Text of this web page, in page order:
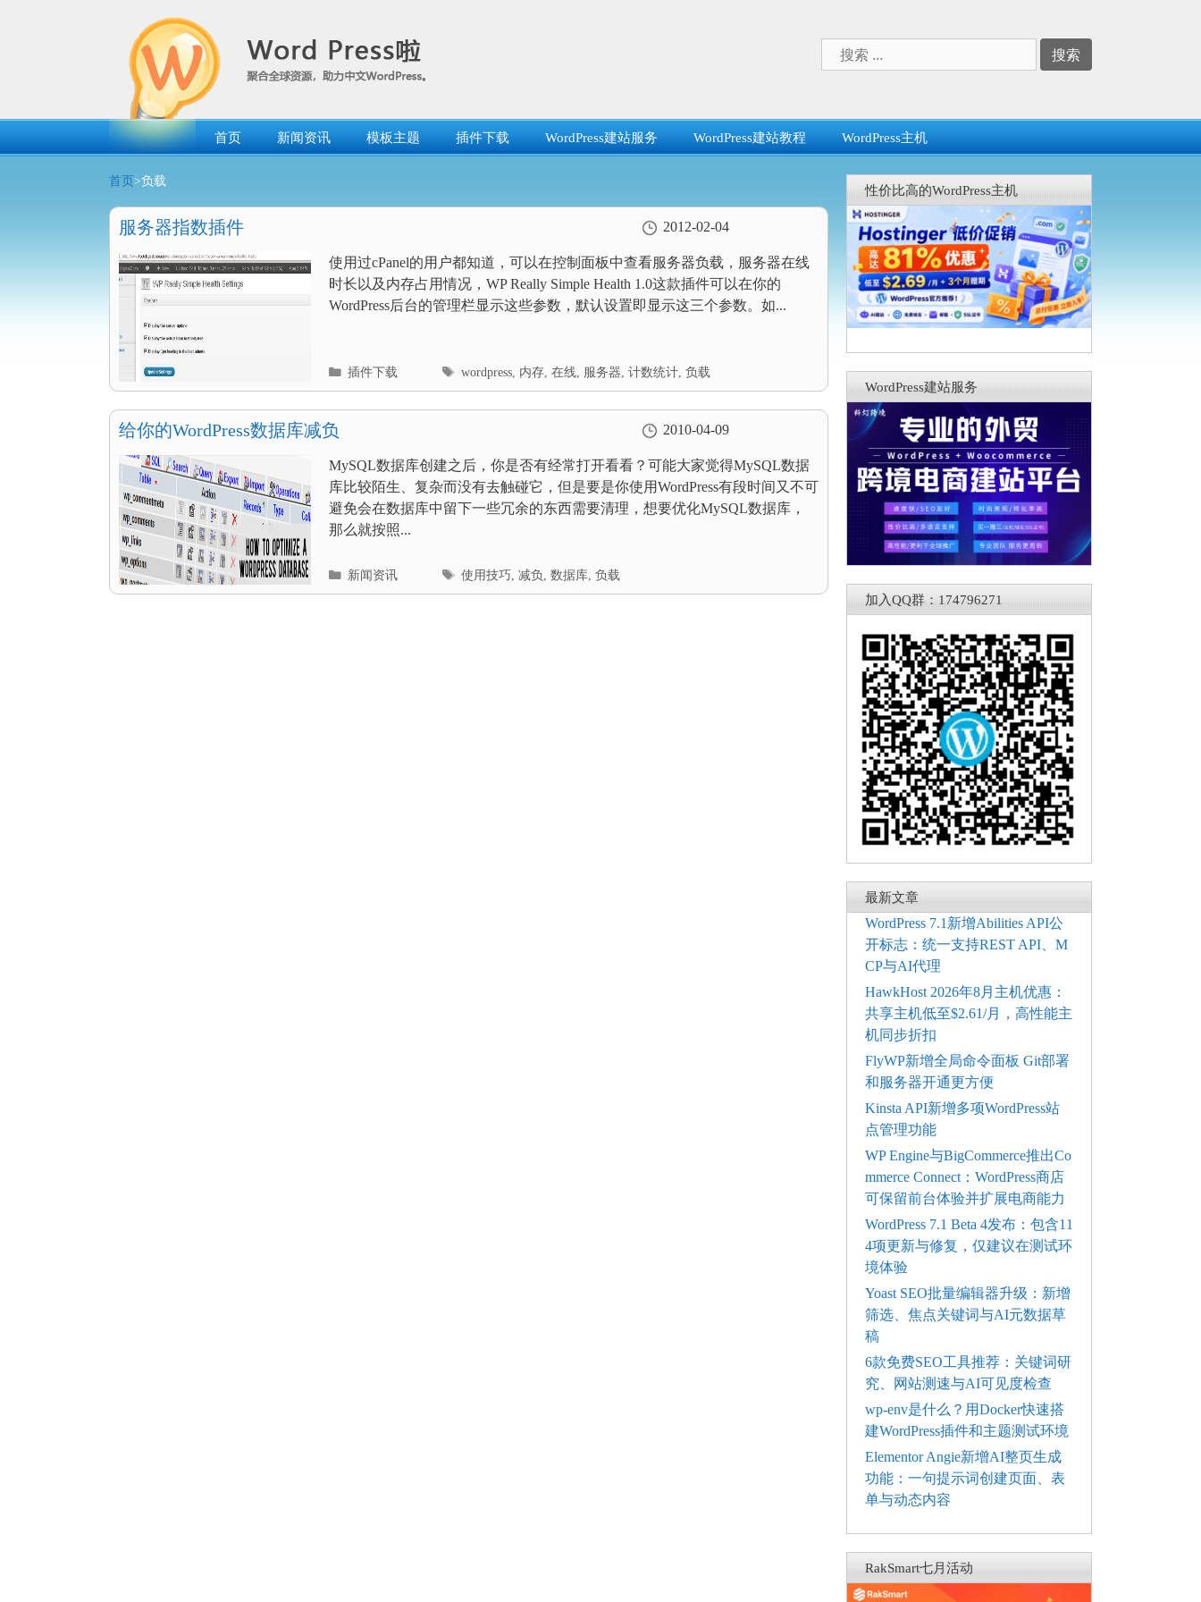
索：
首页 新闻资讯 模板主题 插件下载 WordPress建站服务 WordPress建站教程 WordPress主机
首页 >负载
服务器指数插件 2012-02-04
使用过cPanel的用户都知道，可以在控制面板中查看服务器负载，服务器在线
时长以及内存占用情况，WP Really Simple Health 1.0这款插件可以在你的
WordPress后台的管理栏显示这些参数，默认设置即显示这三个参数。如...
分
类
目
插件下载
标
签
wordpress, 内存,在线, 服务器,计数统计,负载
给你的WordPress数据库减负 2010-04-09
MySQL数据库创建之后，你是否有经常打开看看？可能大家觉得MySQL数据
库比较陌生、复杂而没有去触碰它，但是要是你使用WordPress有段时间又不可
避免会在数据库中留下一些冗余的东西需要清理，想要优化MySQL数据库，
那么就按照...
分
类
新闻资讯
标
签
使用技巧,减负 ,数据库,负载
性价比高的WordPress主机
WordPress建站服务
加入QQ群：174796271
最新文章
WordPress 7.1新增Abilities API公
开标志：统一支持REST API、M
CP与AI代理
HawkHost 2026年8月主机优惠：
共享主机低至$2.61/月，高性能主
机同步折扣
FlyWP新增全局命令面板 Git部署
和服务器开通更方便
Kinsta API新增多项WordPress站
点管理功能
WP Engine与BigCommerce推出Co
mmerce Connect：WordPress商店
可保留前台体验并扩展电商能力
WordPress 7.1 Beta 4发布：包含11
4项更新与修复，仅建议在测试环
境体验
Yoast SEO批量编辑器升级：新增
筛选、焦点关键词与AI元数据草
稿
6款免费SEO工具推荐：关键词研
究、网站测速与AI可见度检查
wp-env是什么？用Docker快速搭
建WordPress插件和主题测试环境
Elementor Angie新增AI整页生成
功能：一句提示词创建页面、表
单与动态内容
RakSmart七月活动